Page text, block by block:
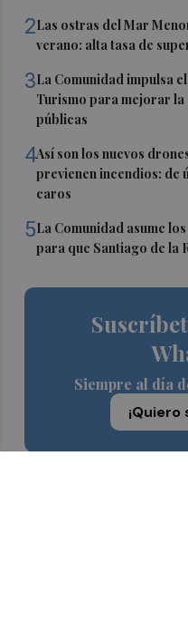
2Las ostras del Mar
verano: alta tasa de
3La Comunidad impulsa
Turismo para mejorar
públicas
4Así son los nuevos
previenen incendios: de
caros
5La Comunidad asume
para que Santiago de la
Siempre al día